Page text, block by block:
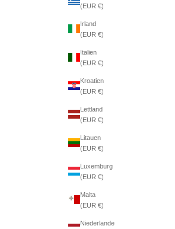
(EUR €)
Irland
(EUR €)
Italien
(EUR €)
Kroatien
(EUR €)
Lettland
(EUR €)
Litauen
(EUR €)
Luxemburg
(EUR €)
Malta
(EUR €)
Niederlande